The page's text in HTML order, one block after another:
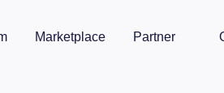
Marketplace Partner